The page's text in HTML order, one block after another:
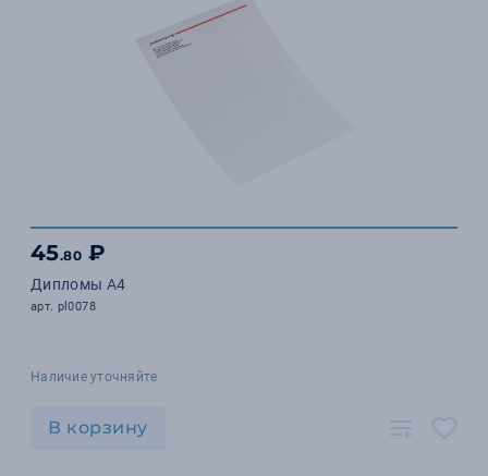
45.80 ₽
Дипломы А4
арт. pl0078
Наличие уточняйте
В корзину